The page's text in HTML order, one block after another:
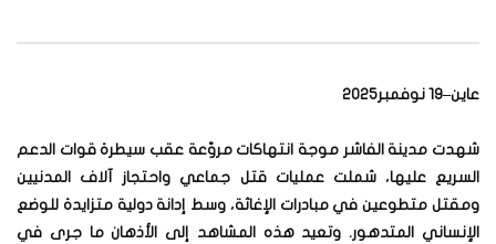
عاين–19 نوفمبر2025
شهدت مدينة الفاشر موجة انتهاكات مروّعة عقب سيطرة قوات الدعم
السريع عليها، شملت عمليات قتل جماعي واحتجاز آلاف المدنيين
ومقتل متطوعين في مبادرات الإغاثة، وسط إدانة دولية متزايدة للوضع
الإنساني المتدهور. وتعيد هذه المشاهد إلى الأذهان ما جرى في